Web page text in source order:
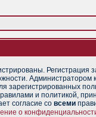
Регистрация
Администратором
зарегистрированных
и политикой,
согласие со всеми
о